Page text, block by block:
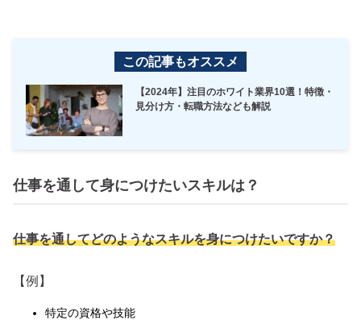
この記事もオススメ
【2024年】注目のホワイト業界10選！特徴・
見分け方・転職方法なども解説
仕事を通して身につけたいスキルは？
仕事を通してどのようなスキルを身につけたいですか？
【例】
特定の資格や技能